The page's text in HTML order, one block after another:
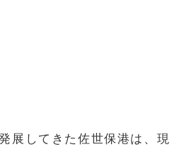
展してきた佐世保港は、現